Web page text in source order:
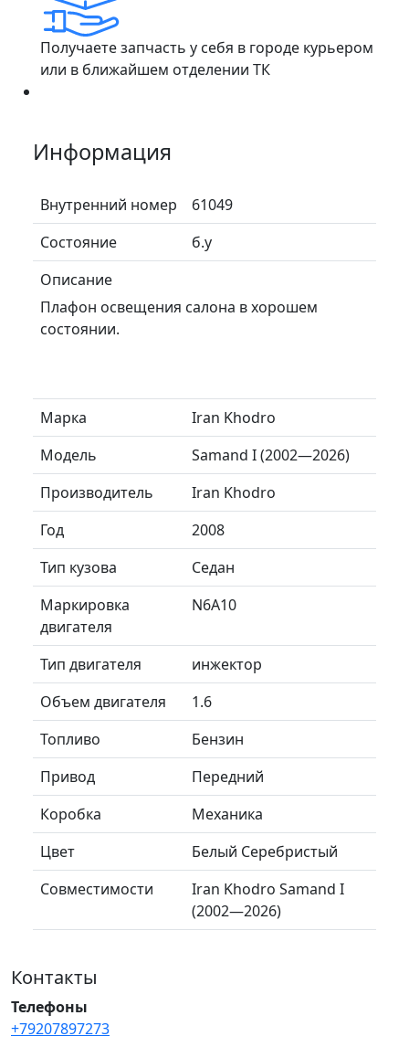
Получаете запчасть у себя в городе курьером
или в ближайшем отделении ТК
Информация
Внутренний номер
61049
Состояние
б.у
Описание
Плафон освещения салона в хорошем
состоянии.
Марка
Iran Khodro
Модель
Samand I (2002—2026)
Производитель
Iran Khodro
Год
2008
Тип кузова
Седан
Маркировка
двигателя
N6A10
Тип двигателя
инжектор
Объем двигателя
1.6
Топливо
Бензин
Привод
Передний
Коробка
Механика
Цвет
Белый Серебристый
Совместимости
Iran Khodro Samand I
(2002—2026)
Контакты
Телефоны
+79207897273